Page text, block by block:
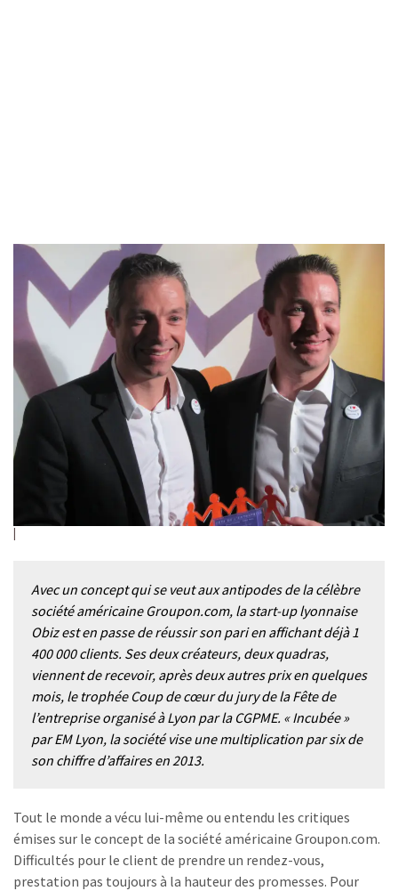
Avec un concept qui se veut aux antipodes de la célèbre
société américaine Groupon.com, la start-up lyonnaise
Obiz est en passe de réussir son pari en affichant déjà 1
400 000 clients. Ses deux créateurs, deux quadras,
viennent de recevoir, après deux autres prix en quelques
mois, le trophée Coup de cœur du jury de la Fête de
l’entreprise organisé à Lyon par la CGPME. « Incubée »
par EM Lyon, la société vise une multiplication par six de
son chiffre d’affaires en 2013.
Tout le monde a vécu lui-même ou entendu les critiques
émises sur le concept de la société américaine Groupon.com.
Difficultés pour le client de prendre un rendez-vous,
prestation pas toujours à la hauteur des promesses. Pour